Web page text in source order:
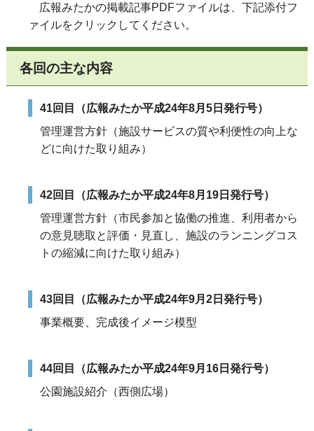
広報みたかの掲載記事PDFファイルは、下記添付フ
ァイルをクリックしてください。
各回の主な内容
41回目（広報みたか平成24年8月5日発行号）
管理運営方針（施設サービスの質や利便性の向上な
どに向けた取り組み）
42回目（広報みたか平成24年8月19日発行号）
管理運営方針（市民参加と協働の推進、利用者から
の意見聴取と評価・見直し、施設のランニングコス
トの縮減に向けた取り組み）
43回目（広報みたか平成24年9月2日発行号）
事業概要、完成後イメージ模型
44回目（広報みたか平成24年9月16日発行号）
公園施設紹介（西側広場）